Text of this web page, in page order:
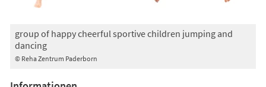
© Reha Zentrum Paderborn
group of happy cheerful sportive children jumping and
dancing